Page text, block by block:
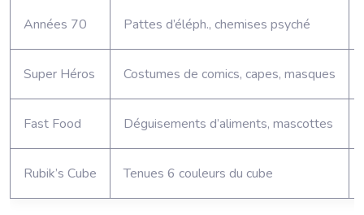
Années 70 Pattes d’éléph., chemises psyché
Super Héros Costumes de comics, capes, masques
Fast Food Déguisements d’aliments, mascottes
Rubik’s Cube Tenues 6 couleurs du cube